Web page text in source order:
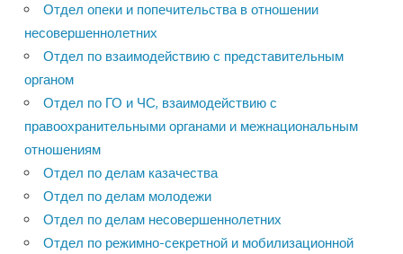
Отдел опеки и попечительства в отношении
несовершеннолетних
Отдел по взаимодействию с представительным
органом
Отдел по ГО и ЧС, взаимодействию с
правоохранительными органами и межнациональным
отношениям
Отдел по делам казачества
Отдел по делам молодежи
Отдел по делам несовершеннолетних
Отдел по режимно-секретной и мобилизационной